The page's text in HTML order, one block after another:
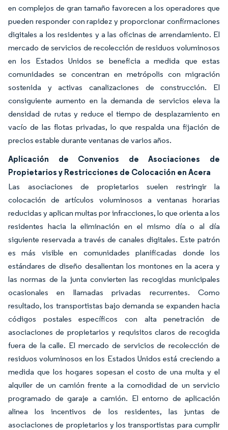
en complejos de gran tamaño favorecen a los operadores que
pueden responder con rapidez y proporcionar confirmaciones
digitales a los residentes y a las oficinas de arrendamiento. El
mercado de servicios de recolección de residuos voluminosos
en los Estados Unidos se beneficia a medida que estas
comunidades se concentran en metrópolis con migración
sostenida y activas canalizaciones de construcción. El
consiguiente aumento en la demanda de servicios eleva la
densidad de rutas y reduce el tiempo de desplazamiento en
vacío de las flotas privadas, lo que respalda una fijación de
precios estable durante ventanas de varios años.
Aplicación de Convenios de Asociaciones de
Propietarios y Restricciones de Colocación en Acera
Las asociaciones de propietarios suelen restringir la
colocación de artículos voluminosos a ventanas horarias
reducidas y aplican multas por infracciones, lo que orienta a los
residentes hacia la eliminación en el mismo día o al día
siguiente reservada a través de canales digitales. Este patrón
es más visible en comunidades planificadas donde los
estándares de diseño desalientan los montones en la acera y
las normas de la junta convierten las recogidas municipales
ocasionales en llamadas privadas recurrentes. Como
resultado, los transportistas bajo demanda se expanden hacia
códigos postales específicos con alta penetración de
asociaciones de propietarios y requisitos claros de recogida
fuera de la calle. El mercado de servicios de recolección de
residuos voluminosos en los Estados Unidos está creciendo a
medida que los hogares sopesan el costo de una multa y el
alquiler de un camión frente a la comodidad de un servicio
programado de garaje a camión. El entorno de aplicación
alinea los incentivos de los residentes, las juntas de
asociaciones de propietarios y los transportistas para cumplir